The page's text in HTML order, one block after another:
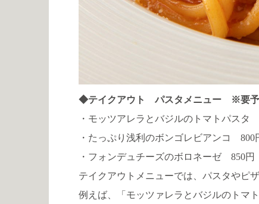
◆テイクアウト パスタメニュー ※要
・モッツアレラとバジルのトマトパスタ
・たっぷり浅利のボンゴレビアンコ 800
・フォンデュチーズのボロネーゼ 850円
テイクアウトメニューでは、パスタやピ
例えば、「モッツァレラとバジルのトマ